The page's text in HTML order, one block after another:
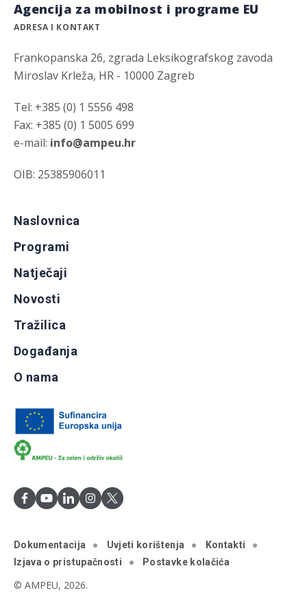
Agencija za mobilnost i programe EU
ADRESA I KONTAKT
Frankopanska 26, zgrada Leksikografskog zavoda
Miroslav Krleža, HR - 10000 Zagreb
Tel: +385 (0) 1 5556 498
Fax: +385 (0) 1 5005 699
e-mail: info@ampeu.hr
OIB: 25385906011
Naslovnica
Programi
Natječaji
Novosti
Tražilica
Događanja
O nama
Dokumentacija Uvjeti korištenja
Kontakti
Izjava o pristupačnosti
Postavke kolačića
© AMPEU, 2026.